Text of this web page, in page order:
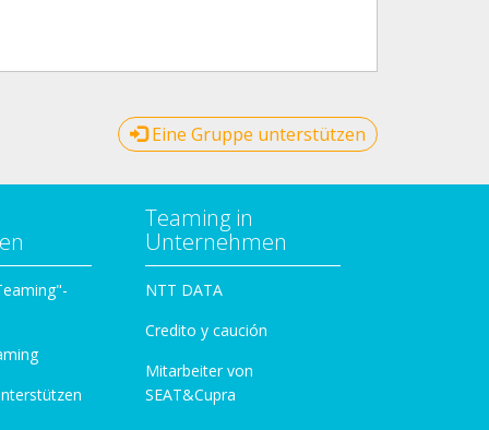
Eine Gruppe unterstützen
Teaming in
Unternehmen
NTT DATA
Credito y caución
Mitarbeiter von
SEAT&Cupra